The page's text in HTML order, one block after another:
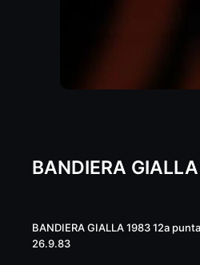
BANDIERA
BANDIERA GIALLA 1983 12a
26.9.83